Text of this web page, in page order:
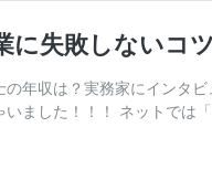
に失敗しないコ
の年収は？実務家にインタ
いました！！！ ネットでは